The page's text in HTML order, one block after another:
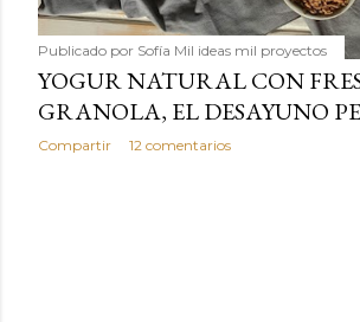
Publicado por Sofía Mil ideas mil proyectos
YOGUR NATURAL CON
GRANOLA, EL DESAYUNO
Compartir 12 comentarios